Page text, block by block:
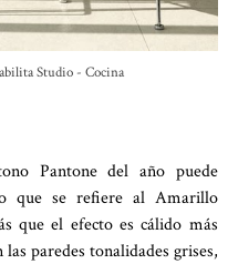
Studio- Cocina
Pantone del año puede
que se refiere al Amarillo
que el efecto es cálido más
paredes tonalidades grises,